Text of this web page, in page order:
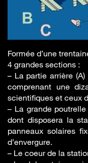
Formée d’une
4 grandes sections :
– La partie arrière
comprenant une
scientifiques et ceux
– La grande
dont disposera la
panneaux solaires
d’envergure.
– Le coeur de la